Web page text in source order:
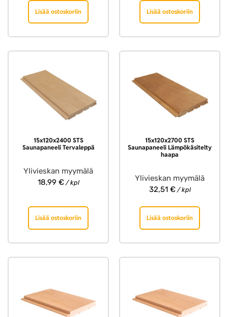
Lisää ostoskoriin Lisää ostoskoriin
15x120x2400 STS
Saunapaneeli Tervaleppä
Ylivieskan myymälä
18,99 €/ kpl
Lisää ostoskoriin
15x120x2700 STS
Saunapaneeli Lämpökäsitelty
haapa
Ylivieskan myymälä
32,51 €/ kpl
Lisää ostoskoriin